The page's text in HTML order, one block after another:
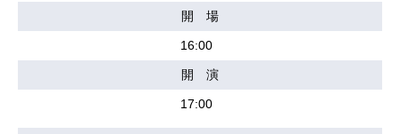
開 場
16:00
開 演
17:00